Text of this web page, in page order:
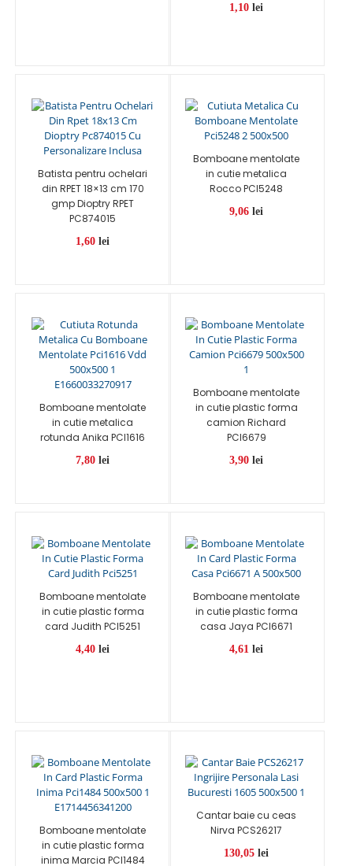
1,10lei
Batista pentru ochelari
din RPET 18×13 cm 170
gmp Dioptry RPET
PC874015
1,60lei
Bomboane mentolate
in cutie metalica
Rocco PCI5248
9,06lei
Bomboane mentolate
in cutie metalica
rotunda Anika PCI1616
7,80lei
Bomboane mentolate
in cutie plastic forma
camion Richard
PCI6679
3,90lei
Bomboane mentolate
in cutie plastic forma
card Judith PCI5251
4,40lei
Bomboane mentolate
in cutie plastic forma
casa Jaya PCI6671
4,61lei
Bomboane mentolate
in cutie plastic forma
inima Marcia PCI1484
Cantar baie cu ceas
Nirva PCS26217
130,05lei